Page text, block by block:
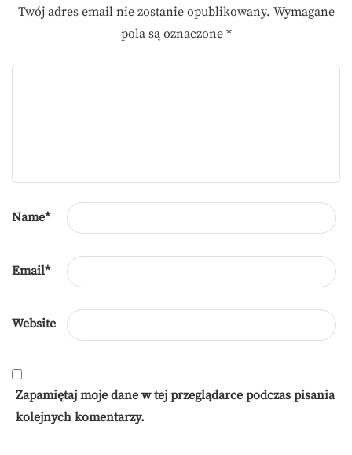
Twój adres email nie zostanie opublikowany. Wymagane
pola są oznaczone *
Name*
Email*
Website
Zapamiętaj moje dane w tej przeglądarce podczas pisania
kolejnych komentarzy.